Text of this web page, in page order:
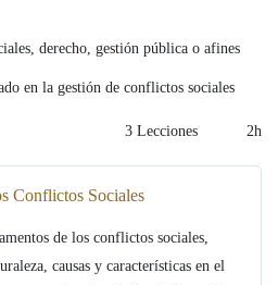
derecho, gestión pública o afines
en la gestión de conflictos sociales
3 Lecciones 2h
Conflictos Sociales
de los conflictos sociales,
causas y características en el